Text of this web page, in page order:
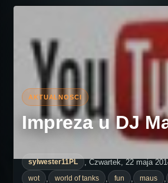
Impreza u DJ
sylwester11PL , Czwartek, 22 maja
wot
world of tanks fun maus